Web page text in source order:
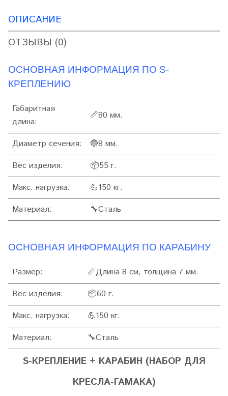
ОПИСАНИЕ
ОТЗЫВЫ (0)
ОСНОВНАЯ ИНФОРМАЦИЯ ПО S-
КРЕПЛЕНИЮ
Габаритная
длина:
📏80 мм.
Диаметр сечения:
🔵8 мм.
Вес изделия:
📦55 г.
Макс. нагрузка:
💪150 кг.
Материал:
🔧Сталь
ОСНОВНАЯ ИНФОРМАЦИЯ ПО КАРАБИНУ
Размер:
📏Длина 8 см, толщина 7 мм.
Вес изделия:
📦60 г.
Макс. нагрузка:
💪150 кг.
Материал:
🔧Сталь
S-КРЕПЛЕНИЕ + КАРАБИН (НАБОР ДЛЯ
КРЕСЛА-ГАМАКА)